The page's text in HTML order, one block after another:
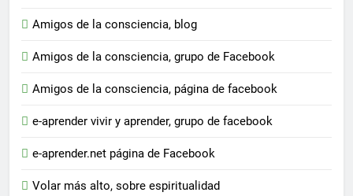
Amigos de la consciencia, blog
Amigos de la consciencia, grupo de Facebook
Amigos de la consciencia, página de facebook
e-aprender vivir y aprender, grupo de facebook
e-aprender.net página de Facebook
Volar más alto, sobre espiritualidad